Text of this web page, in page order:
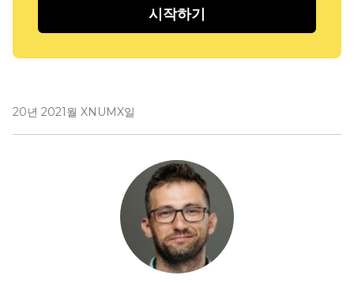
시작하기
20년 2021월 XNUMX일